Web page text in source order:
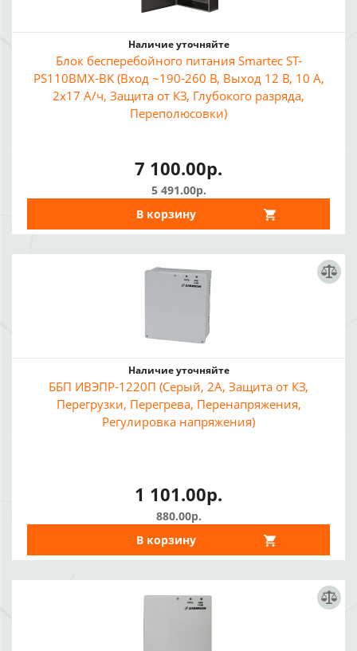
Наличие уточняйте
Блок бесперебойного питания Smartec ST-
PS110BMX-BK (Вход ~190-260 В, Выход 12 В, 10 А,
2x17 А/ч, Защита от КЗ, Глубокого разряда,
Переполюсовки)
7 100.00р.
5 491.00р.
В корзину
Наличие уточняйте
ББП ИВЭПР-1220П (Серый, 2А, Защита от КЗ,
Перегрузки, Перегрева, Перенапряжения,
Регулировка напряжения)
1 101.00р.
880.00р.
В корзину